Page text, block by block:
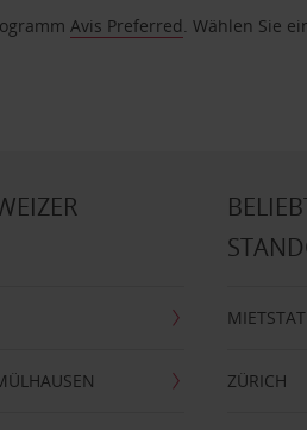
Avis Preferred. Wählen Sie
ZÜRICH